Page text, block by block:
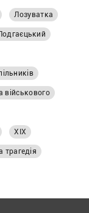
Лозуватка
військового
ХІХ
трагедія